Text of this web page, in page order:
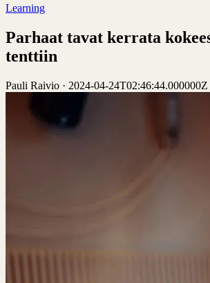
Learning
Parhaat tavat kerrata
tenttiin
Pauli Raivio · 2024-04-24T02:46:44.000000Z